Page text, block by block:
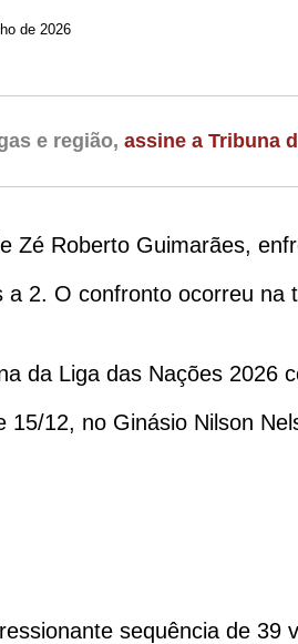
de 2026
e região, assine a Tribuna
Zé Roberto Guimarães,
2. O confronto ocorreu na
da Liga das Nações 2026
12, no Ginásio Nilson
sequência de 39